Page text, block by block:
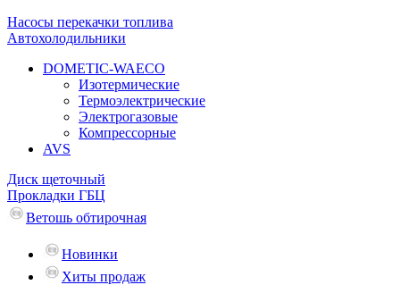
Насосы перекачки топлива
Автохолодильники
DOMETIC-WAECO
Изотермические
Термоэлектрические
Электрогазовые
Компрессорные
AVS
Диск щеточный
Прокладки ГБЦ
Ветошь обтирочная
Новинки
Хиты продаж